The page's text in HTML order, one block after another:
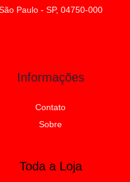
Paulo - SP, 04750-000
Informações
Contato
Sobre
Toda a Loja